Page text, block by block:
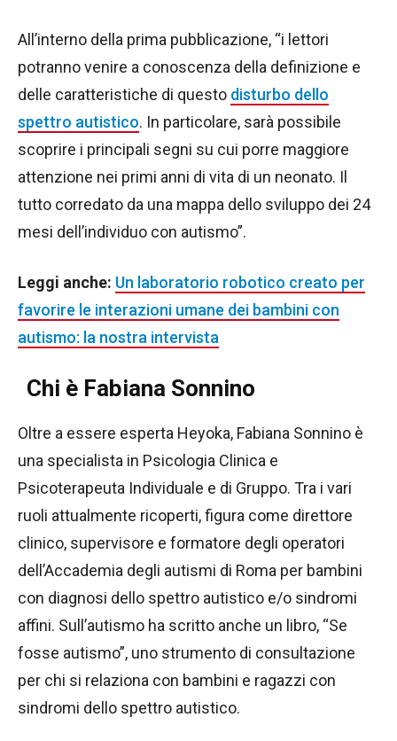
All’interno della prima pubblicazione, “i lettori
potranno venire a conoscenza della definizione e
delle caratteristiche di questo disturbo dello
spettro autistico. In particolare, sarà possibile
scoprire i principali segni su cui porre maggiore
attenzione nei primi anni di vita di un neonato. Il
tutto corredato da una mappa dello sviluppo dei 24
mesi dell’individuo con autismo”.
Leggi anche: Un laboratorio robotico creato per
favorire le interazioni umane dei bambini con
autismo: la nostra intervista
Chi è Fabiana Sonnino
Oltre a essere esperta Heyoka, Fabiana Sonnino è
una specialista in Psicologia Clinica e
Psicoterapeuta Individuale e di Gruppo. Tra i vari
ruoli attualmente ricoperti, figura come direttore
clinico, supervisore e formatore degli operatori
dell’Accademia degli autismi di Roma per bambini
con diagnosi dello spettro autistico e/o sindromi
affini. Sull’autismo ha scritto anche un libro, “Se
fosse autismo”, uno strumento di consultazione
per chi si relaziona con bambini e ragazzi con
sindromi dello spettro autistico.